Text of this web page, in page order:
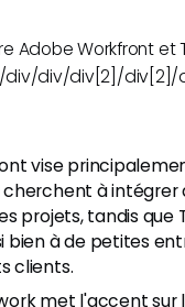
Adobe Workfront et
div/div/div[2]/
vise
à intégrer
projets, tandis que
à de petites
clients.
met l'accent sur